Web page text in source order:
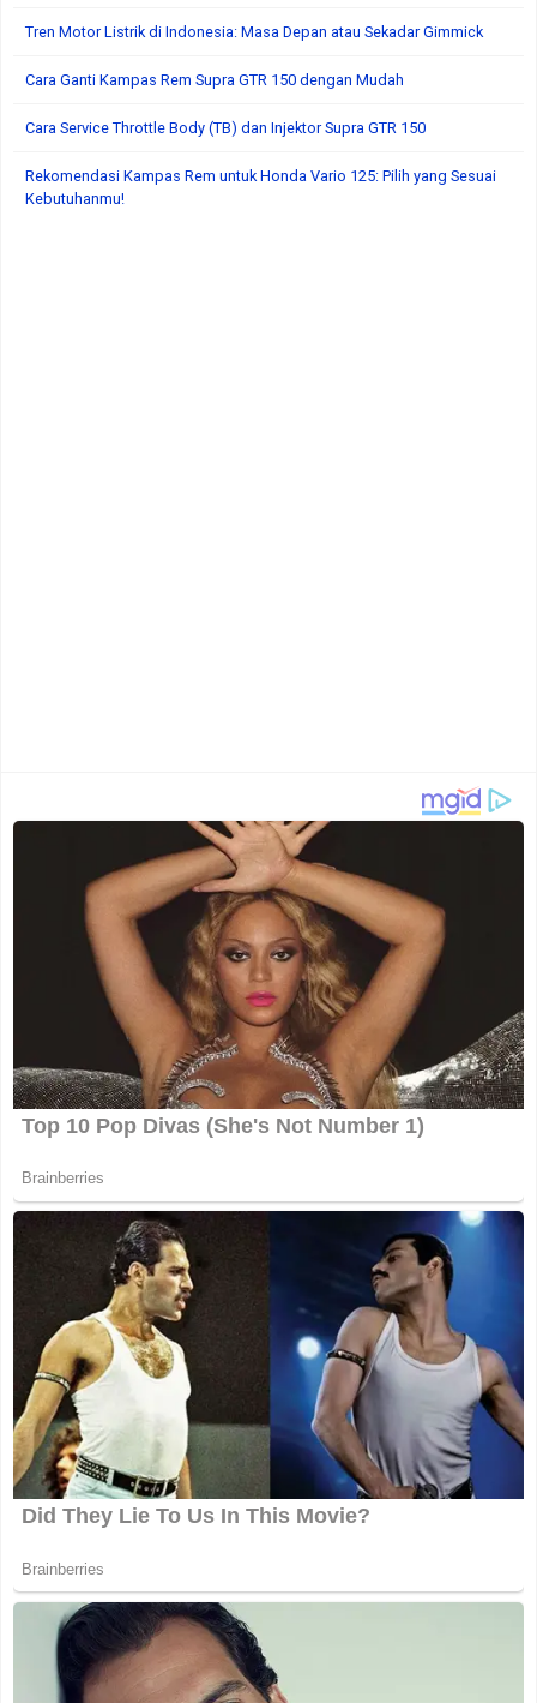
Tren Motor Listrik di Indonesia: Masa Depan atau Sekadar Gimmick
Cara Ganti Kampas Rem Supra GTR 150 dengan Mudah
Cara Service Throttle Body (TB) dan Injektor Supra GTR 150
Rekomendasi Kampas Rem untuk Honda Vario 125: Pilih yang Sesuai
Kebutuhanmu!